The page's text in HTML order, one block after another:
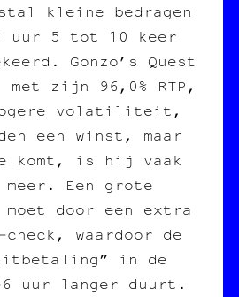
kleine bedragen
uur 5 tot 10 keer
Gonzo’s Quest
met zijn 96,0% RTP,
volatiliteit,
een winst, maar
komt, is hij vaak
Een grote
door een extra
waardoor de
in de
uur langer duurt.